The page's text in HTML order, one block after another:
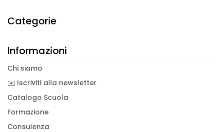
Categorie
Informazioni
Chi siamo
✉️ Iscriviti alla newsletter
Catalogo Scuola
Formazione
Consulenza